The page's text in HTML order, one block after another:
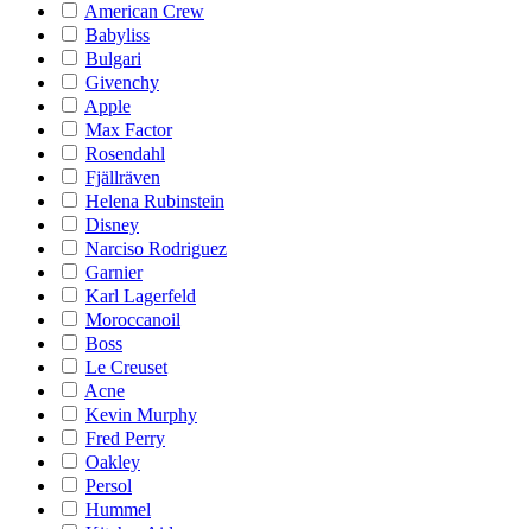
American Crew
Babyliss
Bulgari
Givenchy
Apple
Max Factor
Rosendahl
Fjällräven
Helena Rubinstein
Disney
Narciso Rodriguez
Garnier
Karl Lagerfeld
Moroccanoil
Boss
Le Creuset
Acne
Kevin Murphy
Fred Perry
Oakley
Persol
Hummel